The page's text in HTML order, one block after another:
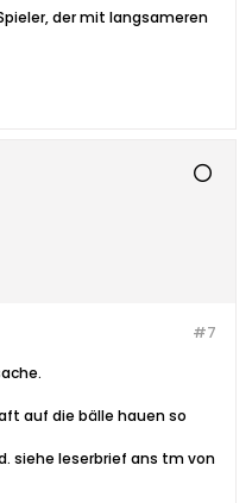
der mit langsameren
#7
auf die bälle hauen so
siehe leserbrief ans tm von